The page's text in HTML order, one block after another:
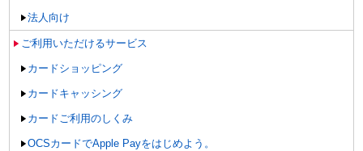
法人向け
ご利用いただけるサービス
カードショッピング
カードキャッシング
カードご利用のしくみ
OCSカードでApple Payをはじめよう。